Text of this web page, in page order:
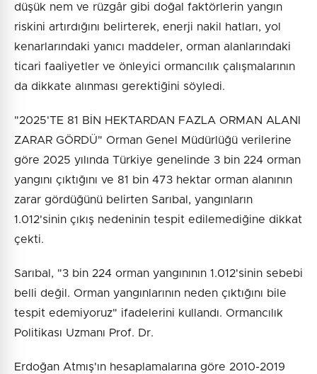
düşük nem ve rüzgâr gibi doğal faktörlerin yangın
riskini artırdığını belirterek, enerji nakil hatları, yol
kenarlarındaki yanıcı maddeler, orman alanlarındaki
ticari faaliyetler ve önleyici ormancılık çalışmalarının
da dikkate alınması gerektiğini söyledi.
"2025'TE 81 BİN HEKTARDAN FAZLA ORMAN ALANI
ZARAR GÖRDÜ" Orman Genel Müdürlüğü verilerine
göre 2025 yılında Türkiye genelinde 3 bin 224 orman
yangını çıktığını ve 81 bin 473 hektar orman alanının
zarar gördüğünü belirten Sarıbal, yangınların
1.012'sinin çıkış nedeninin tespit edilemediğine dikkat
çekti.
Sarıbal, "3 bin 224 orman yangınının 1.012'sinin sebebi
belli değil. Orman yangınlarının neden çıktığını bile
tespit edemiyoruz" ifadelerini kullandı. Ormancılık
Politikası Uzmanı Prof. Dr.
Erdoğan Atmış'ın hesaplamalarına göre 2010-2019